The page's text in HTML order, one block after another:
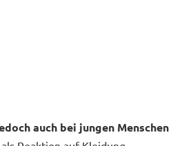
auch bei jungen Menschen